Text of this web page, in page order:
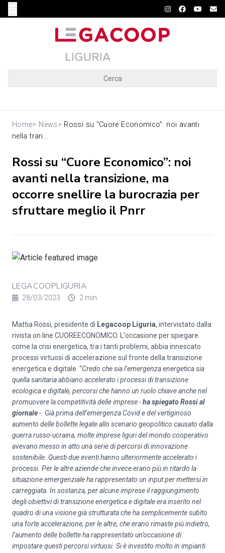
Cerca
Home> News> Rossi su “Cuore Economico”: noi avanti
nella tran...
Rossi su “Cuore Economico”: noi
avanti nella transizione, ma
occorre snellire la burocrazia per
sfruttare meglio il Pnrr
LEGACOOPLIGURIA
28/03/2023 2 min
Mattia Rossi, presidente di Legacoop Liguria, intervistato dalla
rivista on line CUOREECONOMICO. L'occasione per spiegare
come la crisi energetica, tra i tanti problemi, abbia innescato
processi virtuosi di accelerazione sul fronte della transizione
energetica e digitale. “Credo che sia l’emergenza energetica sia
quella sanitaria abbiano accelerato i processi di transizione
ecologica e digitale, percorsi che hanno un ruolo chiave anche nel
promuovere la competitività delle imprese -ha spiegato Rossi al
giornale-. Già prima dell’emergenza Covid e del vertiginoso
aumento delle bollette legate allo scenario geopolitico causato dalla
guerra russo-ucraina, molte imprese liguri del mondo cooperativo
avevano messo in atto una serie di percorsi di innovazione
sostenibile. Questi due eventi hanno ulteriormente accelerato i
processi. Per le altre aziende che invece erano più in ritardo la
situazione emergenziale ha rappresentato un input per mettersi in
carreggiata. In sostanza, per alcune imprese il raggiungimento
degli obiettivi di transizione energetica e digitale era inserito nel
quadro di una visione già strutturata che ha semplicemente subìto
una forte accelerazione; per le altre, che erano rimaste più indietro,
l’aumento delle bollette ha rappresentato un’occasione di
impostare questi percorsi virtuosi. Si è investito molto in impianti